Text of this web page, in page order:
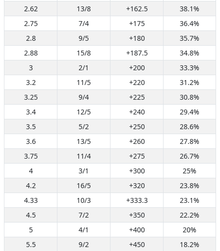
2.62
13/8 +162.5
38.1%
2.75
7/4 +175
36.4%
2.8
9/5 +180
35.7%
2.88
15/8 +187.5
34.8%
3
2/1 +200
33.3%
3.2
11/5 +220
31.2%
3.25
9/4 +225
30.8%
3.4
12/5 +240
29.4%
3.5
5/2 +250
28.6%
3.6
13/5 +260
27.8%
3.75
11/4 +275
26.7%
4
3/1 +300
25%
4.2
16/5 +320
23.8%
4.33
10/3 +333.3
23.1%
4.5
7/2 +350
22.2%
5
4/1 +400
20%
5.5
9/2 +450
18.2%